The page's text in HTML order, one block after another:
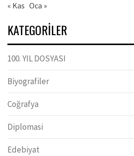
« Kas Oca »
KATEGORILER
100. YIL DOSYASI
Biyografiler
Coğrafya
Diplomasi
Edebiyat